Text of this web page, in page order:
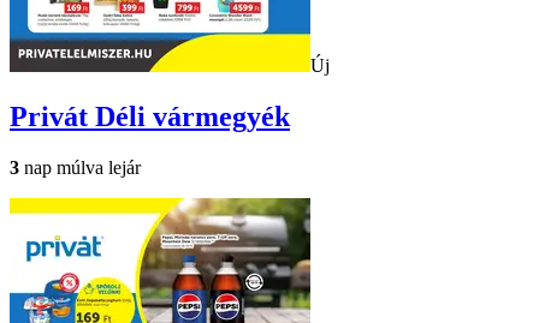
Új
Privát Déli vármegyék
3 nap múlva lejár